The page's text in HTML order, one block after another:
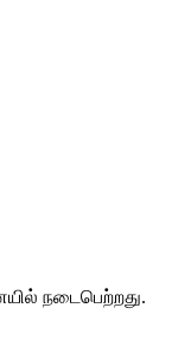
நடைபெற்றது.